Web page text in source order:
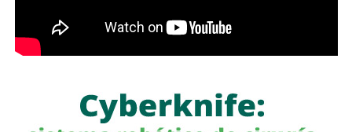
a quienes se les ha explicado el proceso de